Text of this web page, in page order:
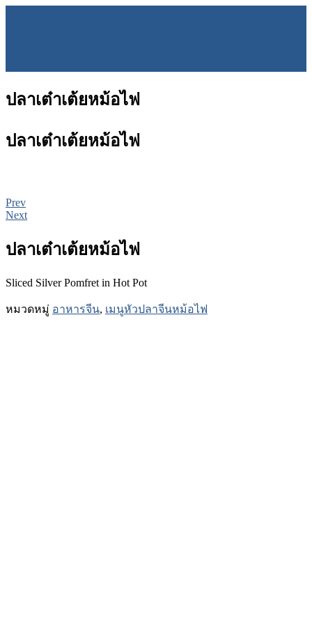
ปลาเต๋าเต้ยหม้อไฟ
ปลาเต๋าเต้ยหม้อไฟ
Prev
Next
ปลาเต๋าเต้ยหม้อไฟ
Sliced Silver Pomfret in Hot Pot
หมวดหมู่ อาหารจีน, เมนูหัวปลาจีนหม้อไฟ